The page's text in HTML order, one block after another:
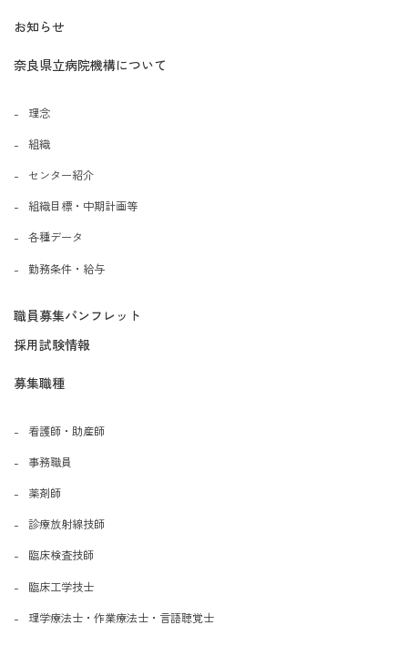
お知らせ
奈良県立病院機構について
理念
組織
センター紹介
組織目標・中期計画等
各種データ
勤務条件・給与
職員募集パンフレット
採用試験情報
募集職種
看護師・助産師
事務職員
薬剤師
診療放射線技師
臨床検査技師
臨床工学技士
理学療法士・作業療法士・言語聴覚士